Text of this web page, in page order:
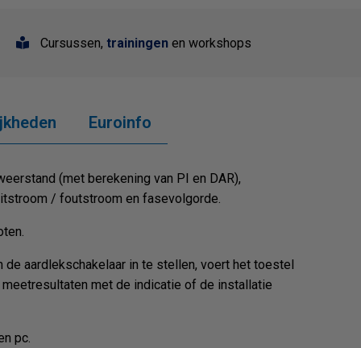
Cursussen, trainingen en workshops
Euroinfo
(met berekening van PI en DAR),
/ foutstroom en fasevolgorde.
aardlekschakelaar in te stellen, voert het toestel
met de indicatie of de installatie
pc.